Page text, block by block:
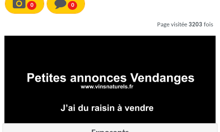
0 0
Page visitée 3203 fois